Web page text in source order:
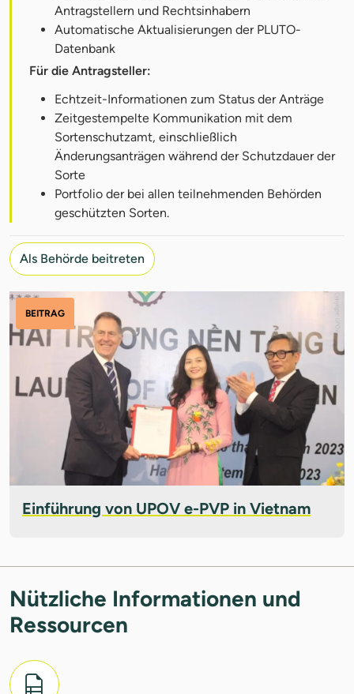
Antragstellern und Rechtsinhabern
Automatische Aktualisierungen der PLUTO-
Datenbank
Für die Antragsteller:
Echtzeit-Informationen zum Status der Anträge
Zeitgestempelte Kommunikation mit dem
Sortenschutzamt, einschließlich
Änderungsanträgen während der Schutzdauer der
Sorte
Portfolio der bei allen teilnehmenden Behörden
geschützten Sorten.
Als Behörde beitreten
BEITRAG
Einführung von UPOV e-PVP in Vietnam
Nützliche Informationen und
Ressourcen